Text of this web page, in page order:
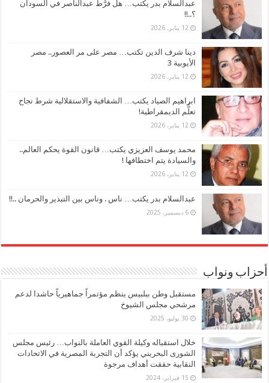
عبدالسلام بدر يكتب… هل فرَّط عبدالناصر في السودان
؟..!!
12 يناير، 2026
دينا شرف الدين تكتب… مصر على مر العصور.. مصر
الأيوبية 3
12 يناير، 2026
ابراهيم الصياد يكتب… الشفافية والاستقلالية شرط نجاح
تعلُّم الديمقراطية!
12 يناير، 2026
محمد يوسف العزيزي يكتب… قانون القوة يحكم العالم..
والسيادة يتم اختطافها !
12 يناير، 2026
عبدالسلام بدر يكتب… ناس . وناس بين التبذير والحرمان ..!!
6 ديسمبر، 2025
أحزاب ونواب
مستقبل وطن ببلبيس ينظم مؤتمراً جماهيرياً حاشدا لدعم
مرشحي مجلس الشيوخ
30 يوليو، 2025
خلال استقباله وكيلة القوي العاملة بالنواب… رئيس مجلس
الشورى البحريني يؤكد أن التجربة المصرية في الاتحادات
النقابية حققت أهداف مرجوة
15 فبراير، 2024